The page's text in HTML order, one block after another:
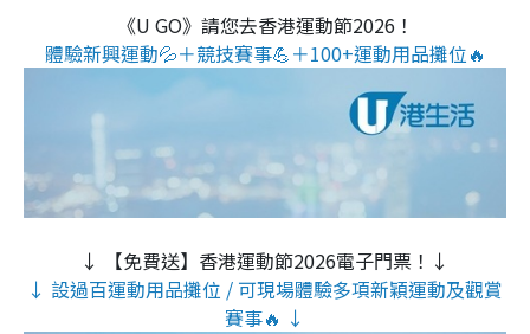
《U GO》請您去香港運動節2026！
體驗新興運動💦＋競技賽事💪＋100+運動用品攤位🔥
↓ 【免費送】香港運動節2026電子門票！↓
↓ 設過百運動用品攤位 / 可現場體驗多項新穎運動及觀賞
賽事🔥 ↓